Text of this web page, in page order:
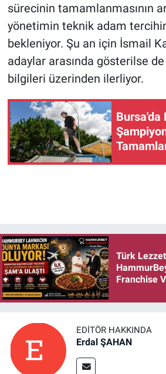
sürecinin tamamlanmasının
yönetimin teknik adam
bekleniyor. Şu an için İsmail
adaylar arasında gösterilse
bilgileri üzerinden ilerliyor.
Bursa'da
Türk Lezzeti
Franchise
EDITÖR HAKKINDA
Erdal ŞAHAN